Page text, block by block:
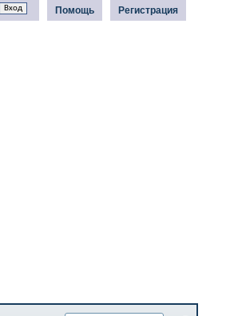
Регистрация
Помощь